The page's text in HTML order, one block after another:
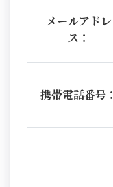
メールアドレ
ス：
携帯電話番号：